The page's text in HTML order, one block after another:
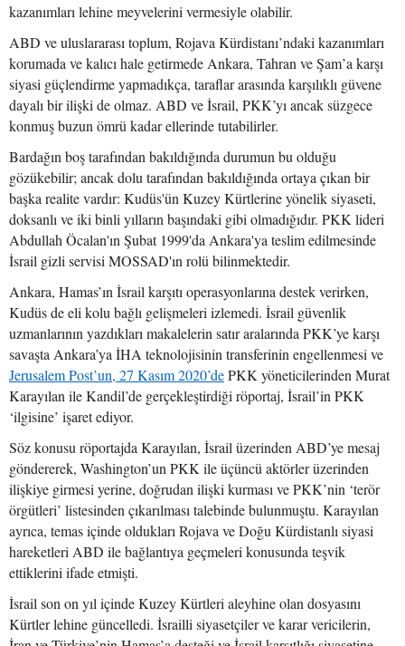
kazanımları lehine meyvelerini vermesiyle olabilir.
ABD ve uluslararası toplum, Rojava Kürdistanı’ndaki kazanımları
korumada ve kalıcı hale getirmede Ankara, Tahran ve Şam’a karşı
siyasi güçlendirme yapmadıkça, taraflar arasında karşılıklı güvene
dayalı bir ilişki de olmaz. ABD ve İsrail, PKK’yı ancak süzgece
konmuş buzun ömrü kadar ellerinde tutabilirler.
Bardağın boş tarafından bakıldığında durumun bu olduğu
gözükebilir; ancak dolu tarafından bakıldığında ortaya çıkan bir
başka realite vardır: Kudüs'ün Kuzey Kürtlerine yönelik siyaseti,
doksanlı ve iki binli yılların başındaki gibi olmadığıdır. PKK lideri
Abdullah Öcalan'ın Şubat 1999'da Ankara'ya teslim edilmesinde
İsrail gizli servisi MOSSAD'ın rolü bilinmektedir.
Ankara, Hamas’ın İsrail karşıtı operasyonlarına destek verirken,
Kudüs de eli kolu bağlı gelişmeleri izlemedi. İsrail güvenlik
uzmanlarının yazdıkları makalelerin satır aralarında PKK’ye karşı
savaşta Ankara’ya İHA teknolojisinin transferinin engellenmesi ve
Jerusalem Post’un, 27 Kasım 2020’dePKK yöneticilerinden Murat
Karayılan ile Kandil’de gerçekleştirdiği röportaj, İsrail’in PKK
‘ilgisine’ işaret ediyor.
Söz konusu röportajda Karayılan, İsrail üzerinden ABD’ye mesaj
göndererek, Washington’un PKK ile üçüncü aktörler üzerinden
ilişkiye girmesi yerine, doğrudan ilişki kurması ve PKK’nin ‘terör
örgütleri’ listesinden çıkarılması talebinde bulunmuştu. Karayılan
ayrıca, temas içinde oldukları Rojava ve Doğu Kürdistanlı siyasi
hareketleri ABD ile bağlantıya geçmeleri konusunda teşvik
ettiklerini ifade etmişti.
İsrail son on yıl içinde Kuzey Kürtleri aleyhine olan dosyasını
Kürtler lehine güncelledi. İsrailli siyasetçiler ve karar vericilerin,